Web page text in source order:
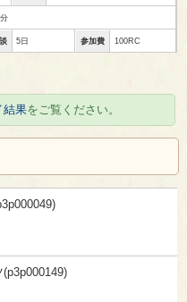
5日 参加費 100RC
結果をご覧ください。